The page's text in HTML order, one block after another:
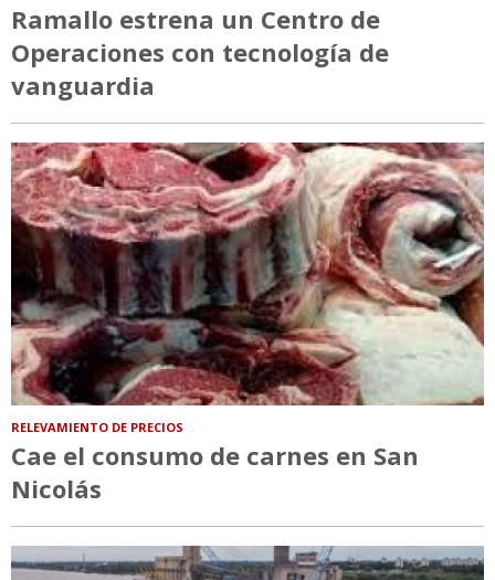
Ramallo estrena un Centro de
Operaciones con tecnología de
vanguardia
RELEVAMIENTO DE PRECIOS
Cae el consumo de carnes en San
Nicolás